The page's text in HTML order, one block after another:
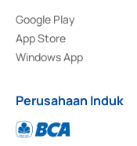
Google Play
App Store
Windows App
Perusahaan Induk